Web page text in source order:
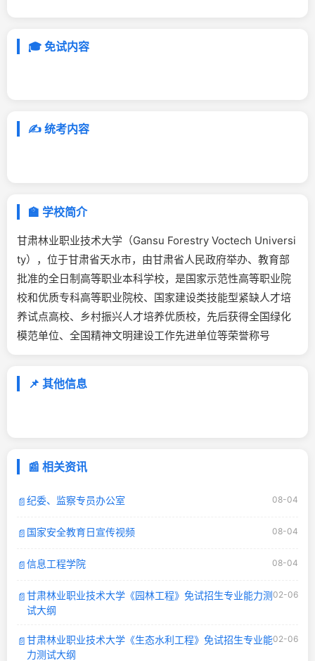
🎓 免试内容
✍️ 统考内容
🏫 学校简介
甘肃林业职业技术大学（Gansu Forestry Voctech Universi
ty），位于甘肃省天水市，由甘肃省人民政府举办、教育部
批准的全日制高等职业本科学校，是国家示范性高等职业院
校和优质专科高等职业院校、国家建设类技能型紧缺人才培
养试点高校、乡村振兴人才培养优质校，先后获得全国绿化
模范单位、全国精神文明建设工作先进单位等荣誉称号
📌 其他信息
📰 相关资讯
📄纪委、监察专员办公室 08-04
📄 国家安全教育日宣传视频 08-04
📄信息工程学院 08-04
📄甘肃林业职业技术大学《园林工程》免试招生专业能力测
试大纲
02-06
📄甘肃林业职业技术大学《生态水利工程》免试招生专业能
力测试大纲
02-06